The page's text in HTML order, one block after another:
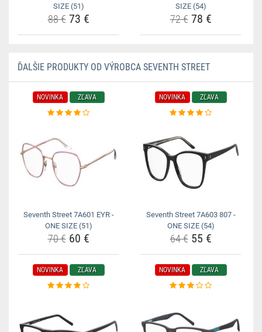
SIZE (51)
88 €73 €
SIZE (54)
72 €78 €
ĎALŠIE PRODUKTY OD VÝROBCA SEVENTH STREET
NOVINKA ZĽAVA
Seventh Street 7A601 EYR -
ONE SIZE (51)
70 €60 €
NOVINKA ZĽAVA
Seventh Street 7A603 807 -
ONE SIZE (54)
64 €55 €
NOVINKA ZĽAVA NOVINKA ZĽAVA